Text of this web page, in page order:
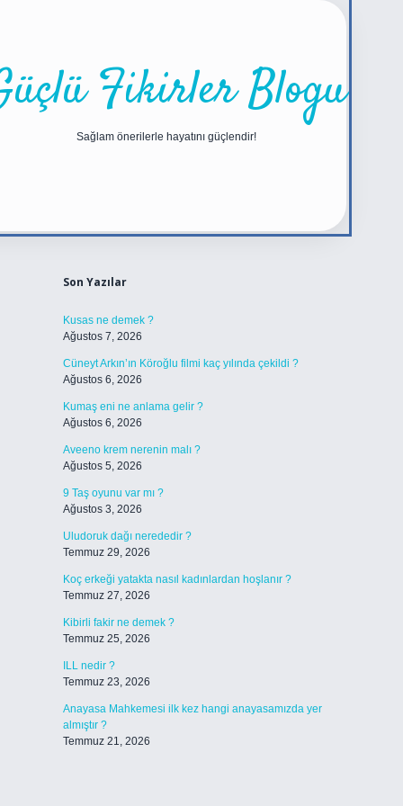
Fikirler Blogu
Sağlam önerilerle hayatını güçlendir!
Son Yazılar
Kusas ne demek ?
Ağustos 7, 2026
Cüneyt Arkın’ın Köroğlu filmi kaç yılında çekildi ?
Ağustos 6, 2026
Kumaş eni ne anlama gelir ?
Ağustos 6, 2026
Aveeno krem nerenin malı ?
Ağustos 5, 2026
9 Taş oyunu var mı ?
Ağustos 3, 2026
Uludoruk dağı nerededir ?
Temmuz 29, 2026
Koç erkeği yatakta nasıl kadınlardan hoşlanır ?
Temmuz 27, 2026
Kibirli fakir ne demek ?
Temmuz 25, 2026
ILL nedir ?
Temmuz 23, 2026
Anayasa Mahkemesi ilk kez hangi anayasamızda yer
almıştır ?
Temmuz 21, 2026